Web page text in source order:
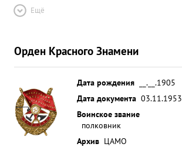
Ещё
Орден Красного Знамени
Дата рождения
__.__.1905
Дата документа 03.11.1953
Воинское звание
полковник
Архив ЦАМО